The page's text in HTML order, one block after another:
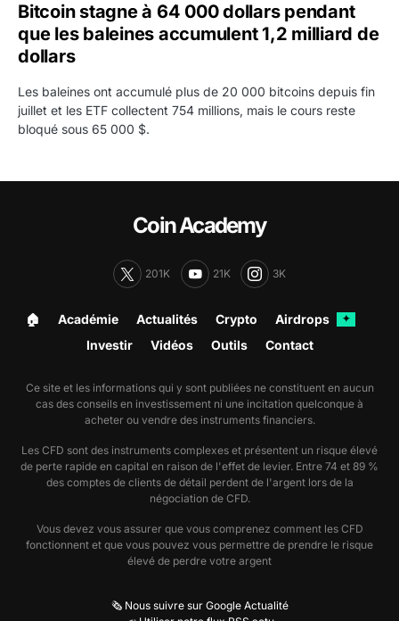
Bitcoin stagne à 64 000 dollars pendant
que les baleines accumulent 1,2 milliard de
dollars
Les baleines ont accumulé plus de 20 000 bitcoins depuis fin
juillet et les ETF collectent 754 millions, mais le cours reste
bloqué sous 65 000 $.
Coin Academy
201K 21K 3K
🏠︎ Académie Actualités Crypto Airdrops ✦
Investir Vidéos Outils Contact
Ce site et les informations qui y sont publiées ne constituent en aucun
cas des conseils en investissement ni une incitation quelconque à
acheter ou vendre des instruments financiers.
Les CFD sont des instruments complexes et présentent un risque élevé
de perte rapide en capital en raison de l'effet de levier. Entre 74 et 89 %
des comptes de clients de détail perdent de l'argent lors de la
négociation de CFD.
Vous devez vous assurer que vous comprenez comment les CFD
fonctionnent et que vous pouvez vous permettre de prendre le risque
élevé de perdre votre argent
🗞️ Nous suivre sur Google Actualité